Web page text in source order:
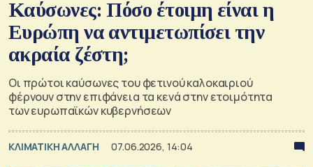
Καύσωνες: Πόσο έτοιμη είναι η
Ευρώπη να αντιμετωπίσει την
ακραία ζέστη;
Οι πρώτοι καύσωνες του φετινού καλοκαιριού
φέρνουν στην επιφάνεια τα κενά στην ετοιμότητα
των ευρωπαϊκών κυβερνήσεων
ΚΛΙΜΑΤΙΚΗ ΑΛΛΑΓΗ 07.06.2026, 14:04